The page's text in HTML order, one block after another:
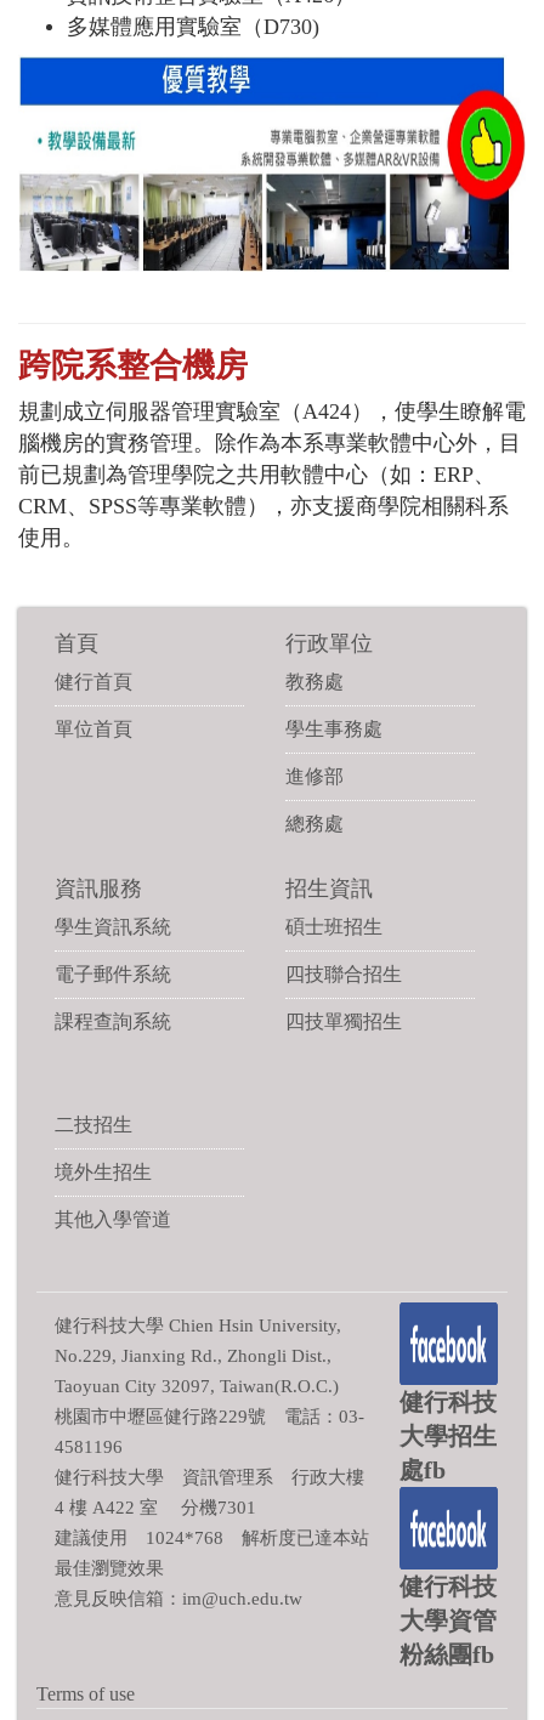
多媒體應用實驗室（D730)
跨院系整合機房
規劃成立伺服器管理實驗室（A424），使學生瞭解電
腦機房的實務管理。除作為本系專業軟體中心外，目
前已規劃為管理學院之共用軟體中心（如：ERP、
CRM、SPSS等專業軟體），亦支援商學院相關科系
使用。
首頁
健行首頁
單位首頁
行政單位
教務處
學生事務處
進修部
總務處
資訊服務
學生資訊系統
電子郵件系統
課程查詢系統
招生資訊
碩士班招生
四技聯合招生
四技單獨招生
二技招生
境外生招生
其他入學管道
健行科技大學 Chien Hsin University,
No.229, Jianxing Rd., Zhongli Dist.,
Taoyuan City 32097, Taiwan(R.O.C.)
桃園市中壢區健行路229號 電話：03-
4581196
健行科技大學 資訊管理系 行政大樓
4 樓 A422 室 分機7301
建議使用 1024*768 解析度已達本站
最佳瀏覽效果
意見反映信箱：im@uch.edu.tw
健行科技
大學招生
處fb
健行科技
大學資管
粉絲團fb
Terms of use